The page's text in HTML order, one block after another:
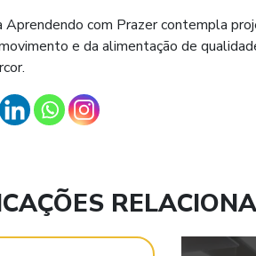
Aprendendo com Prazer contempla
e da alimentação de